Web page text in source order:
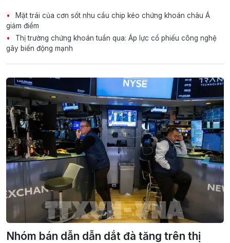
Mặt trái của cơn sốt nhu cầu chip kéo chứng khoán châu Á
giảm điểm
Thị trường chứng khoán tuần qua: Áp lực cổ phiếu công nghệ
gây biến động mạnh
Nhóm bán dẫn dẫn dắt đà tăng trên thị